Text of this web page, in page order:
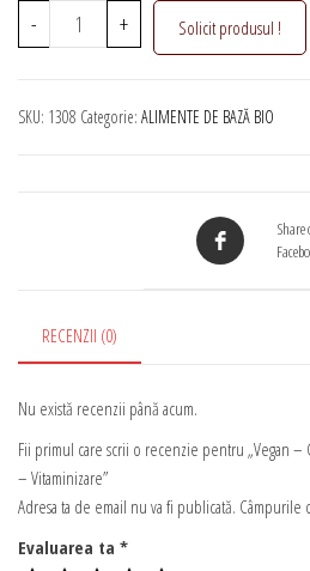
-
Cantitate
Vegan
Smoothie
+ Solicit produsul !
SKU: 1308 Categorie: ALIMENTE DE BAZĂ BIO
Share
RECENZII (0)
Nu există recenzii până acum.
Fii primul care scrii o recenzie pentru „Vegan
– Vitaminizare”
Adresa ta de email nu va fi publicată. Câmpurile
Evaluarea ta *